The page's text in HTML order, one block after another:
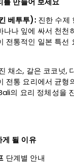
베투투): 진한 수제
나나 잎에 싸서 천천
전통적인 일본 특선
채소, 갈은 코코넛,
전통 요리에서 균형
의 요리 정체성을
게 될 이유
단계별 안내